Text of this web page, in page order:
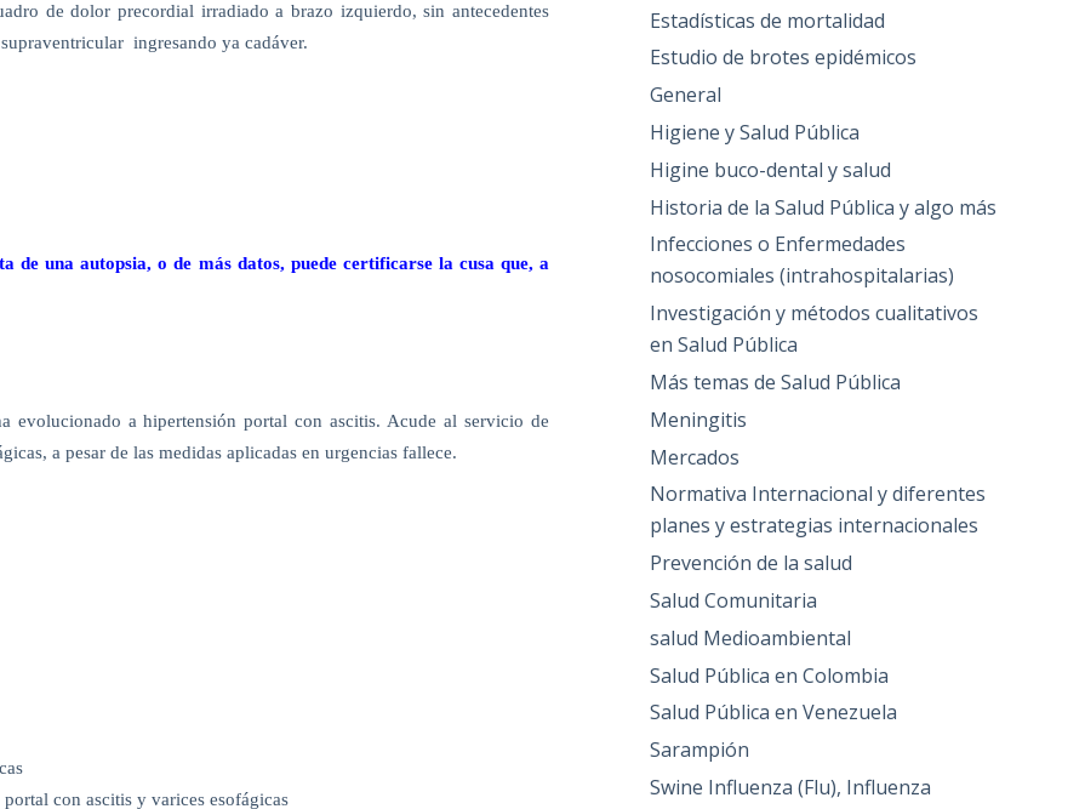
de dolor precordial irradiado a brazo izquierdo, sin antecedentes
ingresando ya cadáver.
de una autopsia, o de más datos, puede certificarse la cusa que, a
evolucionado a hipertensión portal con ascitis. Acude al servicio de
a pesar de las medidas aplicadas en urgencias fallece.
con ascitis y varices esofágicas
Estadísticas de mortalidad
Estudio de brotes epidémicos
General
Higiene y Salud Pública
Higine buco-dental y salud
Historia de la Salud Pública y algo más
Infecciones o Enfermedades
nosocomiales (intrahospitalarias)
Investigación y métodos cualitativos
en Salud Pública
Más temas de Salud Pública
Meningitis
Mercados
Normativa Internacional y diferentes
planes y estrategias internacionales
Prevención de la salud
Salud Comunitaria
salud Medioambiental
Salud Pública en Colombia
Salud Pública en Venezuela
Sarampión
Swine Influenza (Flu), Influenza